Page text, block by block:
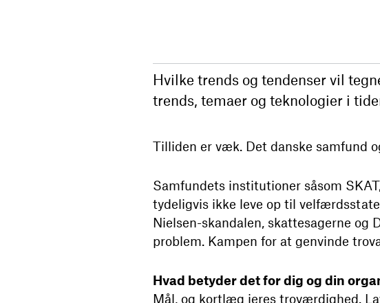
Hvilke trends og tendenser vil
trends, temaer og teknologier i
Tilliden er væk. Det danske samfund
Samfundets institutioner såsom
tydeligvis ikke leve op til
Nielsen-skandalen, skattesagerne og
problem. Kampen for at genvinde
Hvad betyder det for dig og din
Mål, og kortlæg jeres troværdighed.